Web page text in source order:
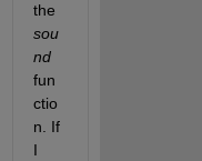
sou
nd
fun
ctio
n. If
I